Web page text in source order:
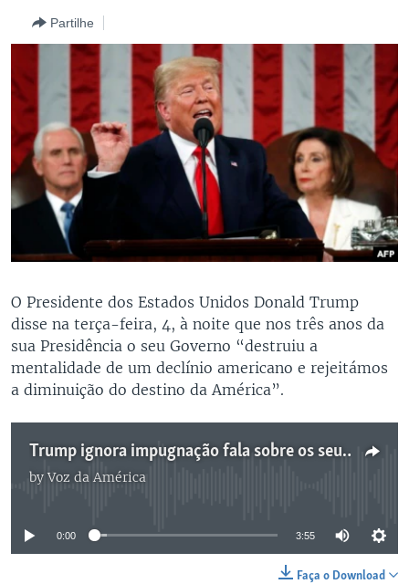
Pesquisa
DESPORTO
PASSADEIRA VERMELHA
SIGA-NOS
Línguas
Partilhe
O Presidente dos Estados Unidos Donald Trump
disse na terça-feira, 4, à noite que nos três anos da
sua Presidência o seu Governo “destruiu a
mentalidade de um declínio americano e rejeitámos
a diminuição do destino da América”.
Trump ignora impugnação fala sobre os seus sucessos - 3:55
byVoz da América
No media source currently available
0:00 3:55
Faça o Download